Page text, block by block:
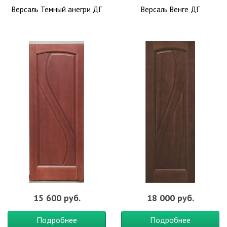
– обширный выбор моделей,
– натуральные компоненты,
Шпонированные двери отличаются по типу декоративного
покрытия:
Натуральный шпон
полученной путем нарезания тонких листов. Он отличается
оригинальным рисунком и привлекательным внешним видом.
Реконструированный шпон
изготавливается из редких
древесных пород тропического происхождения. Он более
дорогой по цене, так как требует повышенных затрат на
заготовку и обработку.
Ребросклеенный шпон
декоративного покрытия. Он представляет собой тонкие
Двери в цвете анегри отличаются привлекательным и
солидным внешним видом. Двери такого цвета великолепно
смотрятся в городских квартирах, роскошных загородных
Версаль Темный анегри ДГ
15 600 руб.
Подробнее
Версаль Венге ДГ
18 000 руб.
Подробнее